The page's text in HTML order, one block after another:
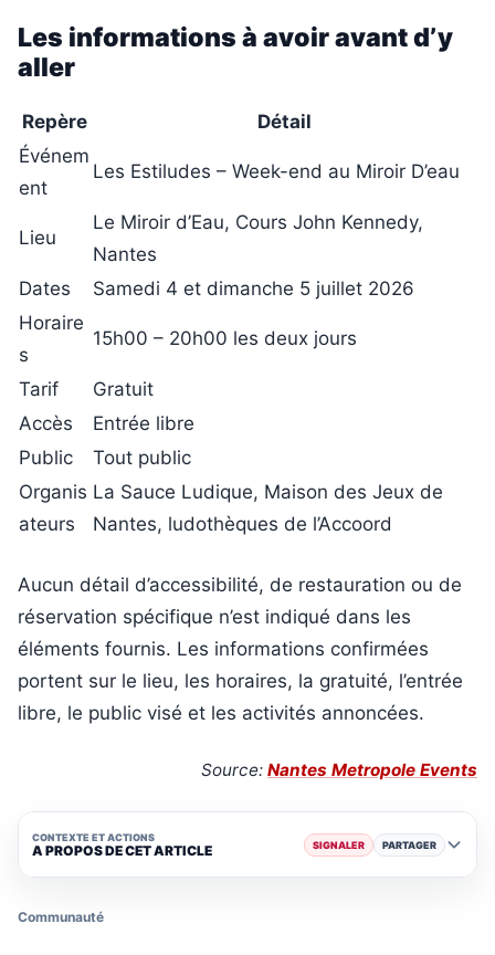
Les informations à avoir avant d’y
aller
Repère
Détail
Événem
ent
Les Estiludes – Week-end au Miroir D’eau
Lieu
Le Miroir d’Eau, Cours John Kennedy,
Nantes
Dates
Samedi 4 et dimanche 5 juillet 2026
Horaire
s
15h00 – 20h00 les deux jours
Tarif
Gratuit
Accès
Entrée libre
Public
Tout public
Organis
ateurs
La Sauce Ludique, Maison des Jeux de
Nantes, ludothèques de l’Accoord
Aucun détail d’accessibilité, de restauration ou de
réservation spécifique n’est indiqué dans les
éléments fournis. Les informations confirmées
portent sur le lieu, les horaires, la gratuité, l’entrée
libre, le public visé et les activités annoncées.
Source: Nantes Metropole Events
CONTEXTE ET ACTIONS
A PROPOS DE CET ARTICLE SIGNALER PARTAGER
Communauté